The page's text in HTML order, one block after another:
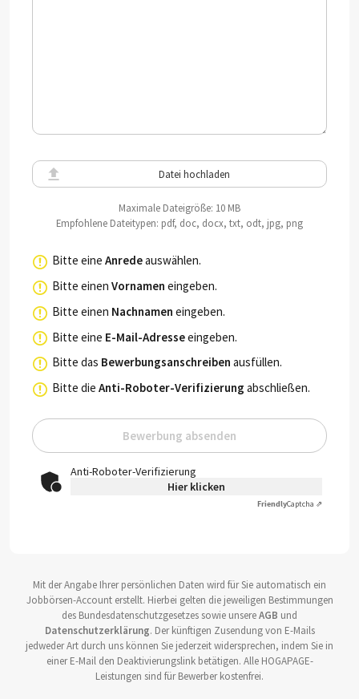
Datei hochladen
Maximale Dateigröße: 10 MB
Empfohlene Dateitypen: pdf, doc, docx, txt, odt, jpg, png
Bitte eine Anredeauswählen.
Bitte einen Vornamen eingeben.
Bitte einen Nachnamen eingeben.
Bitte eine E-Mail-Adresseeingeben.
Bitte das Bewerbungsanschreiben ausfüllen.
Bitte die Anti-Roboter-Verifizierung abschließen.
Bewerbung absenden
Anti-Roboter-Verifizierung
Hier klicken
FriendlyCaptcha ⇗
Mit der Angabe Ihrer persönlichen Daten wird für Sie automatisch ein
Jobbörsen-Account erstellt. Hierbei gelten die jeweiligen Bestimmungen
des Bundesdatenschutzgesetzes sowie unsereAGB und
Datenschutzerklärung. Der künftigen Zusendung von E-Mails
jedweder Art durch uns können Sie jederzeit widersprechen, indem Sie in
einer E-Mail den Deaktivierungslink betätigen. Alle HOGAPAGE-
Leistungen sind für Bewerber kostenfrei.